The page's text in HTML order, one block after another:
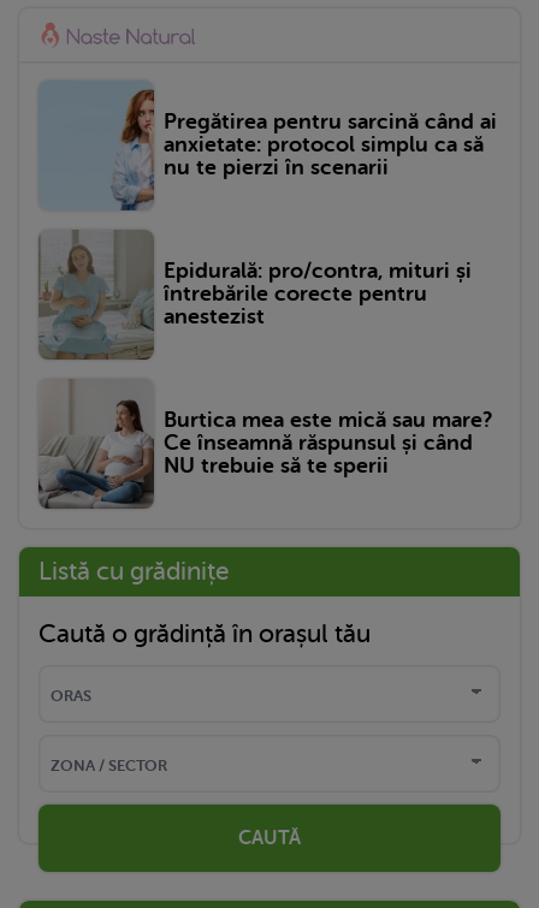
Pregătirea pentru sarcină când ai
anxietate: protocol simplu ca să
nu te pierzi în scenarii
Epidurală: pro/contra, mituri și
întrebările corecte pentru
anestezist
Burtica mea este mică sau mare?
Ce înseamnă răspunsul și când
NU trebuie să te sperii
Listă cu grădinițe
Caută o grădință în orașul tău
CAUTĂ